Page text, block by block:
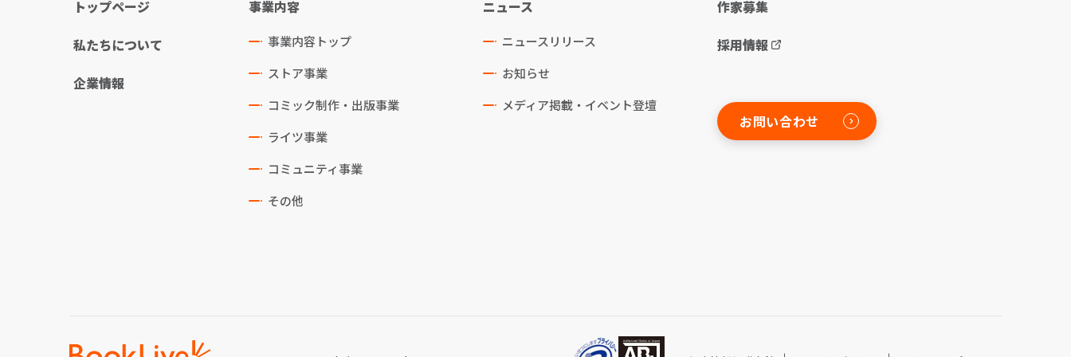
トップページ
私たちについて
企業情報
事業内容
事業内容トップ
ストア事業
コミック制作・出版事業
ライツ事業
コミュニティ事業
その他
ニュース
ニュースリリース
お知らせ
メディア掲載・イベント登壇
作家募集
採用情報
お問い合わせ